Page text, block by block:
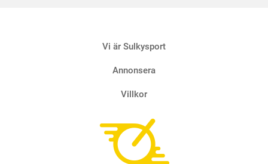
Vi är Sulkysport
Annonsera
Villkor